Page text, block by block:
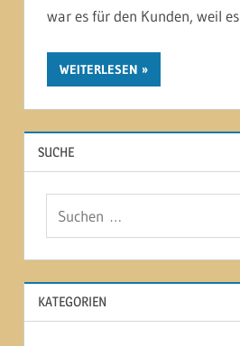
war es für den Kunden, weil es
WEITERLESEN
SUCHE
KATEGORIEN